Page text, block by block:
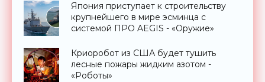
Япония приступает к строительству
крупнейшего в мире эсминца с
системой ПРО AEGIS - «Оружие»
Криоробот из США будет тушить
лесные пожары жидким азотом -
«Роботы»